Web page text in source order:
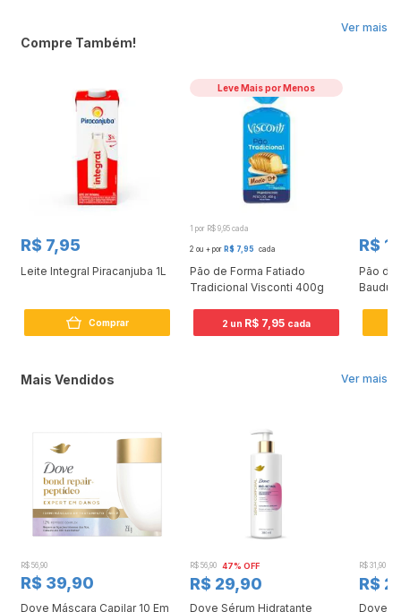
Ver mais
Compre Também!
R$ 7,95
Leite Integral Piracanjuba 1L
Comprar
Leve Mais por Menos
1 por R$ 9,95 cada
2 ou + por R$ 7,95 cada
Pão de Forma Fatiado
Tradicional Visconti 400g
2 un R$ 7,95 cada
R$
Pão de
Ver mais
Mais Vendidos
R$ 56,90
R$ 39,90
Dove Máscara Capilar 10 Em
R$ 56,90 47% OFF
R$ 29,90
Dove Sérum Hidratante
R$ 31,90
R$
Dove